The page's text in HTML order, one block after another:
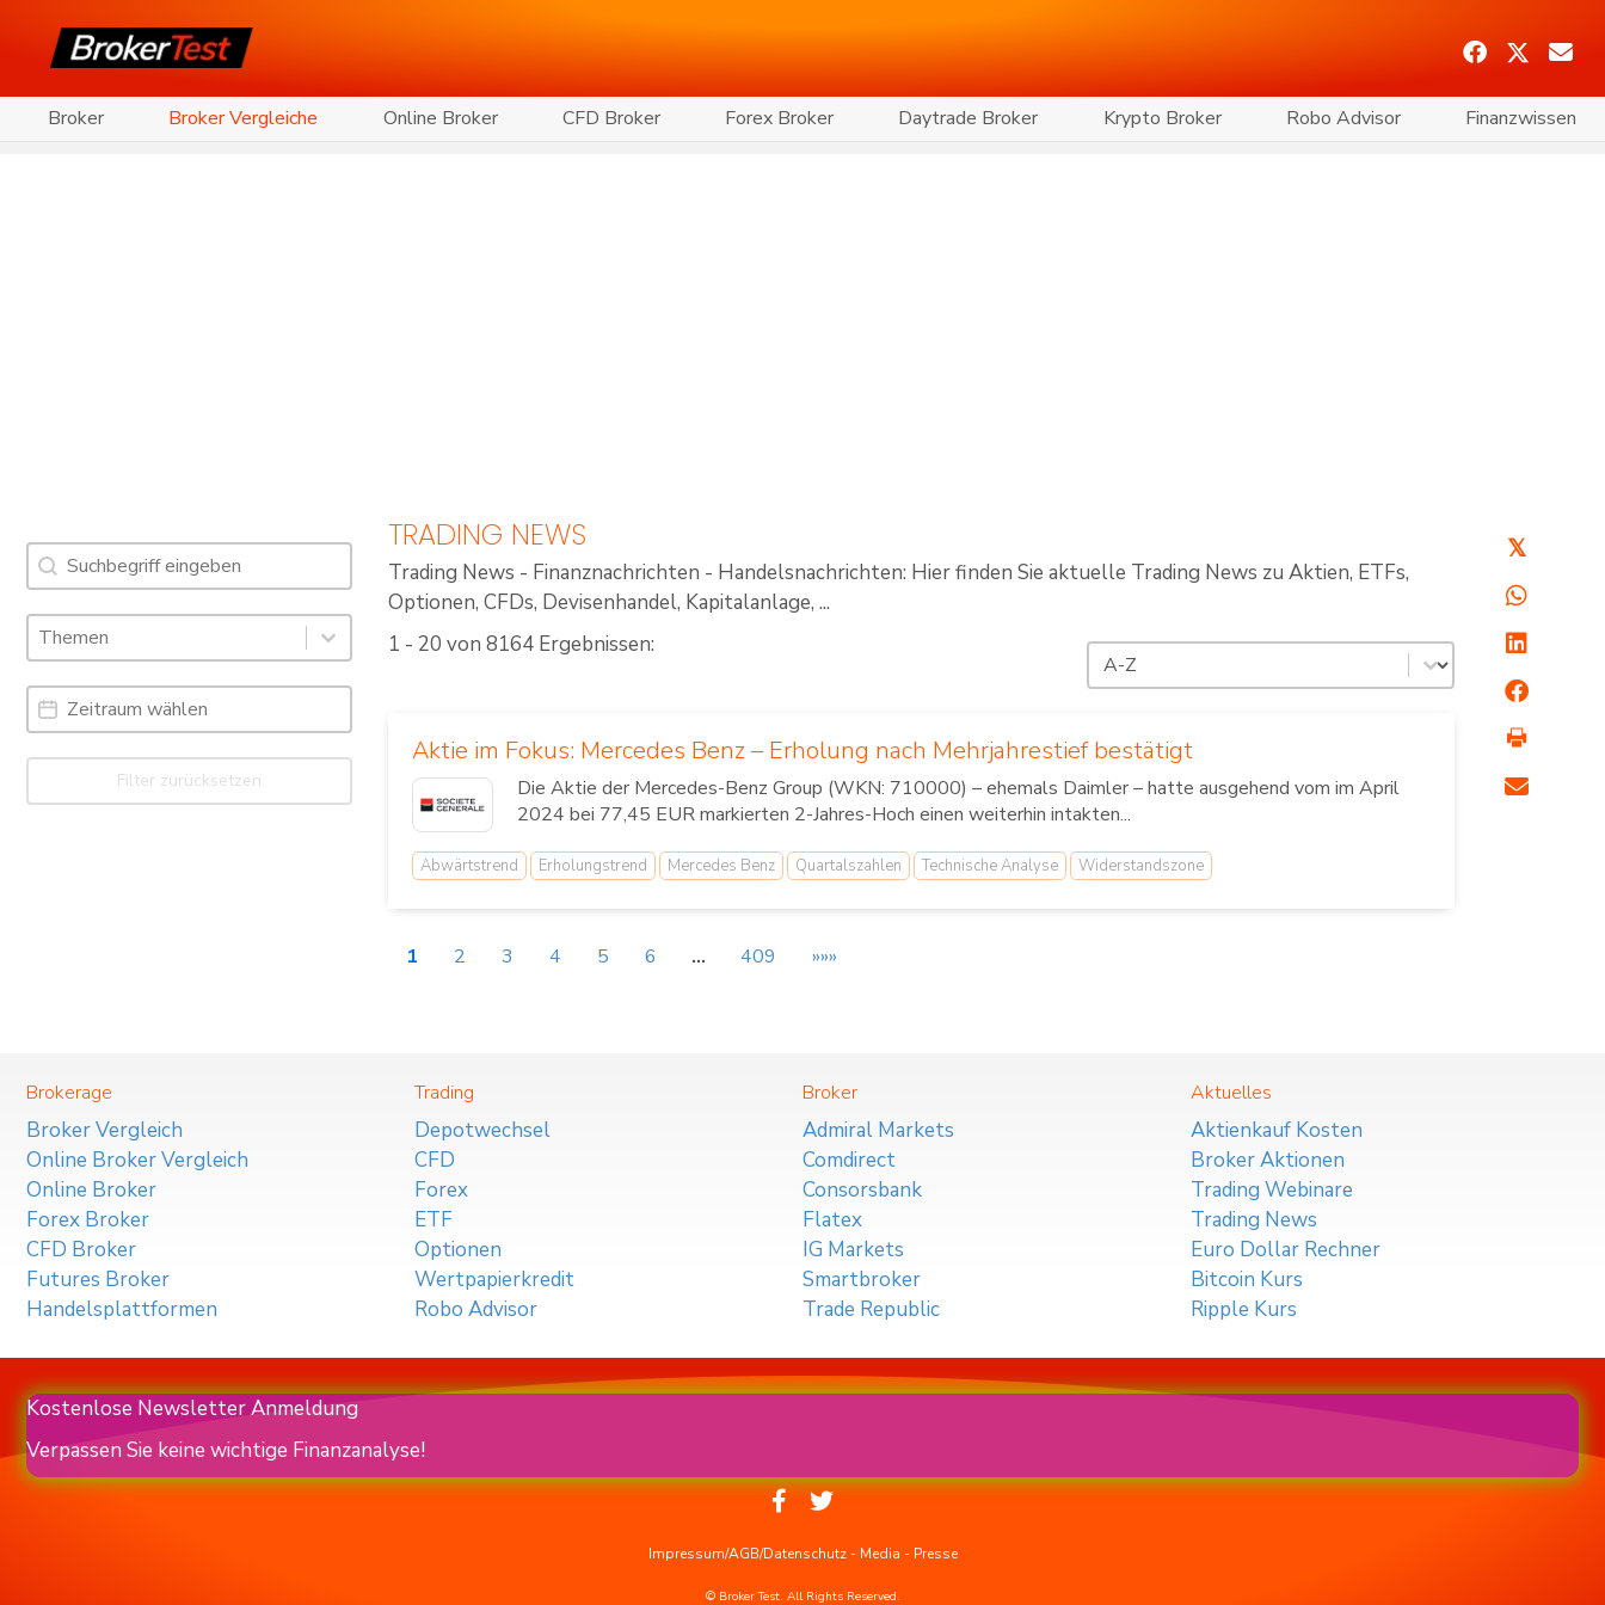
Broker Broker Vergleiche Online Broker CFD Broker Forex Broker Daytrade Broker Krypto Broker Robo Advisor Finanzwissen
Suche
Search content
Schlagworte: Trading News & Webinare
Select content
Select content
Date Range
Date
Filter zurücksetzen
TRADING NEWS
Trading News - Finanznachrichten - Handelsnachrichten: Hier finden Sie aktuelle Trading News zu Aktien, ETFs,
Optionen, CFDs, Devisenhandel, Kapitalanlage, ...
1 - 20 von 8164 Ergebnissen:
Sortierung
Sort content
Aktie im Fokus: Mercedes Benz – Erholung nach Mehrjahrestief bestätigt
Die Aktie der Mercedes-Benz Group (WKN: 710000) – ehemals Daimler – hatte ausgehend vom im April
2024 bei 77,45 EUR markierten 2-Jahres-Hoch einen weiterhin intakten...
Abwärtstrend Erholungstrend Mercedes Benz Quartalszahlen Technische Analyse Widerstandszone
1 2 3 4 5 6 … 409 »»»
𝕏
Brokerage
Broker Vergleich
Online Broker Vergleich
Online Broker
Forex Broker
CFD Broker
Futures Broker
Handelsplattformen
Trading
Depotwechsel
CFD
Forex
ETF
Optionen
Wertpapierkredit
Robo Advisor
Broker
Admiral Markets
Comdirect
Consorsbank
Flatex
IG Markets
Smartbroker
Trade Republic
Aktuelles
Aktienkauf Kosten
Broker Aktionen
Trading Webinare
Trading News
Euro Dollar Rechner
Bitcoin Kurs
Ripple Kurs
Kostenlose Newsletter Anmeldung
Verpassen Sie keine wichtige Finanzanalyse!
Impressum/AGB/Datenschutz- Media - Presse
© Broker Test. All Rights Reserved.